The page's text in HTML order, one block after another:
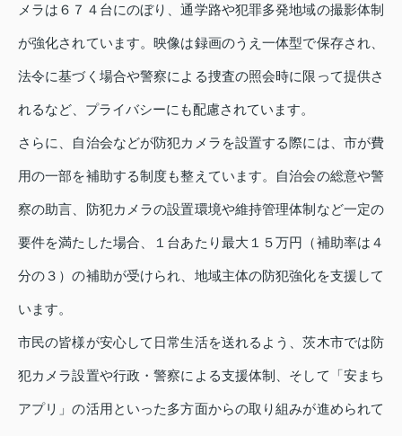
メラは６７４台にのぼり、通学路や犯罪多発地域の撮影体制
が強化されています。映像は録画のうえ一体型で保存され、
法令に基づく場合や警察による捜査の照会時に限って提供さ
れるなど、プライバシーにも配慮されています。
さらに、自治会などが防犯カメラを設置する際には、市が費
用の一部を補助する制度も整えています。自治会の総意や警
察の助言、防犯カメラの設置環境や維持管理体制など一定の
要件を満たした場合、１台あたり最大１５万円（補助率は４
分の３）の補助が受けられ、地域主体の防犯強化を支援して
います。
市民の皆様が安心して日常生活を送れるよう、茨木市では防
犯カメラ設置や行政・警察による支援体制、そして「安まち
アプリ」の活用といった多方面からの取り組みが進められて